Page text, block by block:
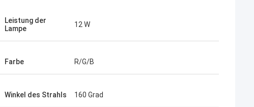
Leistung der
Lampe
12 W
Farbe R/G/B
Winkel des Strahls 160 Grad